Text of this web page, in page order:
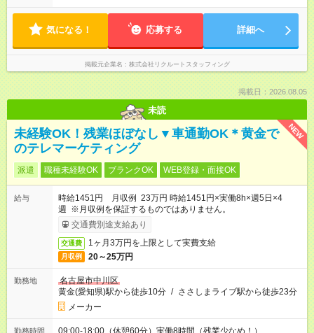
気になる！ 応募する 詳細へ
掲載元企業名 株式会社リクルートスタッフィング
掲載日：2026.08.05
未読
NEW
未経験OK！残業ほぼなし▼車通勤OK＊黄金で
のテレマーケティング
派遣 職種未経験OK ブランクOK WEB登録・面接OK
給与
時給1451円 月収例 23万円 時給1451円×実働8h×週5日×4
週 ※月収例を保証するものではありません。
交通費別途支給あり
交通費 1ヶ月3万円を上限として実費支給
月収例 20～25万円
勤務地
名古屋市中川区
黄金(愛知県)駅から徒歩10分 / ささしまライブ駅から徒歩23分
メーカー
勤務時間 09:00-18:00（休憩60分）実働8時間（残業少なめ！）